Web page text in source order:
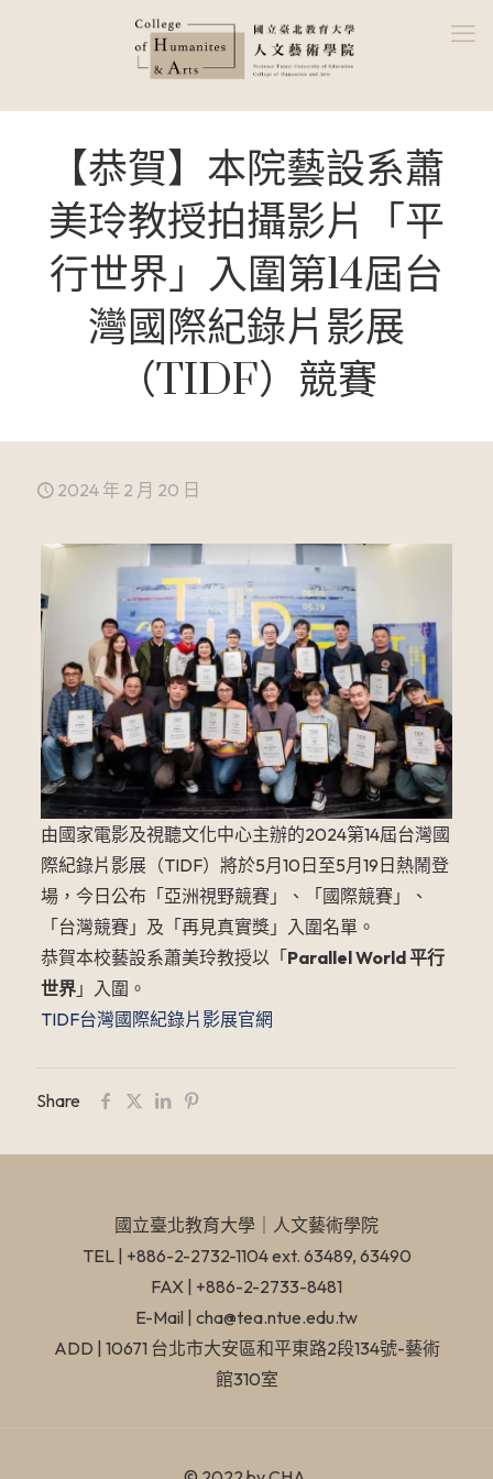
【恭賀】本院藝設系蕭
美玲教授拍攝影片「平
行世界」入圍第14屆台
灣國際紀錄片影展
（TIDF）競賽
2024 年 2 月 20 日
由國家電影及視聽文化中心主辦的2024第14屆台灣國
際紀錄片影展（TIDF）將於5月10日至5月19日熱鬧登
場，今日公布「亞洲視野競賽」、「國際競賽」、
「台灣競賽」及「再見真實獎」入圍名單。
恭賀本校藝設系蕭美玲教授以「Parallel World 平行
世界」入圍。
TIDF台灣國際紀錄片影展官網
Share
國立臺北教育大學​｜人文藝術學院
TEL | +886-2-2732-1104 ext. 63489, 63490
FAX | +886-2-2733-8481
E-Mail | cha@tea.ntue.edu.tw
ADD | 10671 台北市大安區和平東路2段134號-藝術
館310室